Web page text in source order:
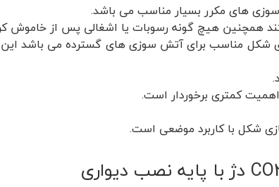
های مکرر بسیار مناسب می باشد.
هیچ گونه رسوبات یا اشغالی پس از خاموش
شکل مناسب برای آتش سوزی های گسترده می باشد
کمتری برخوردار است.
شکل با کاربرد موضعی است.